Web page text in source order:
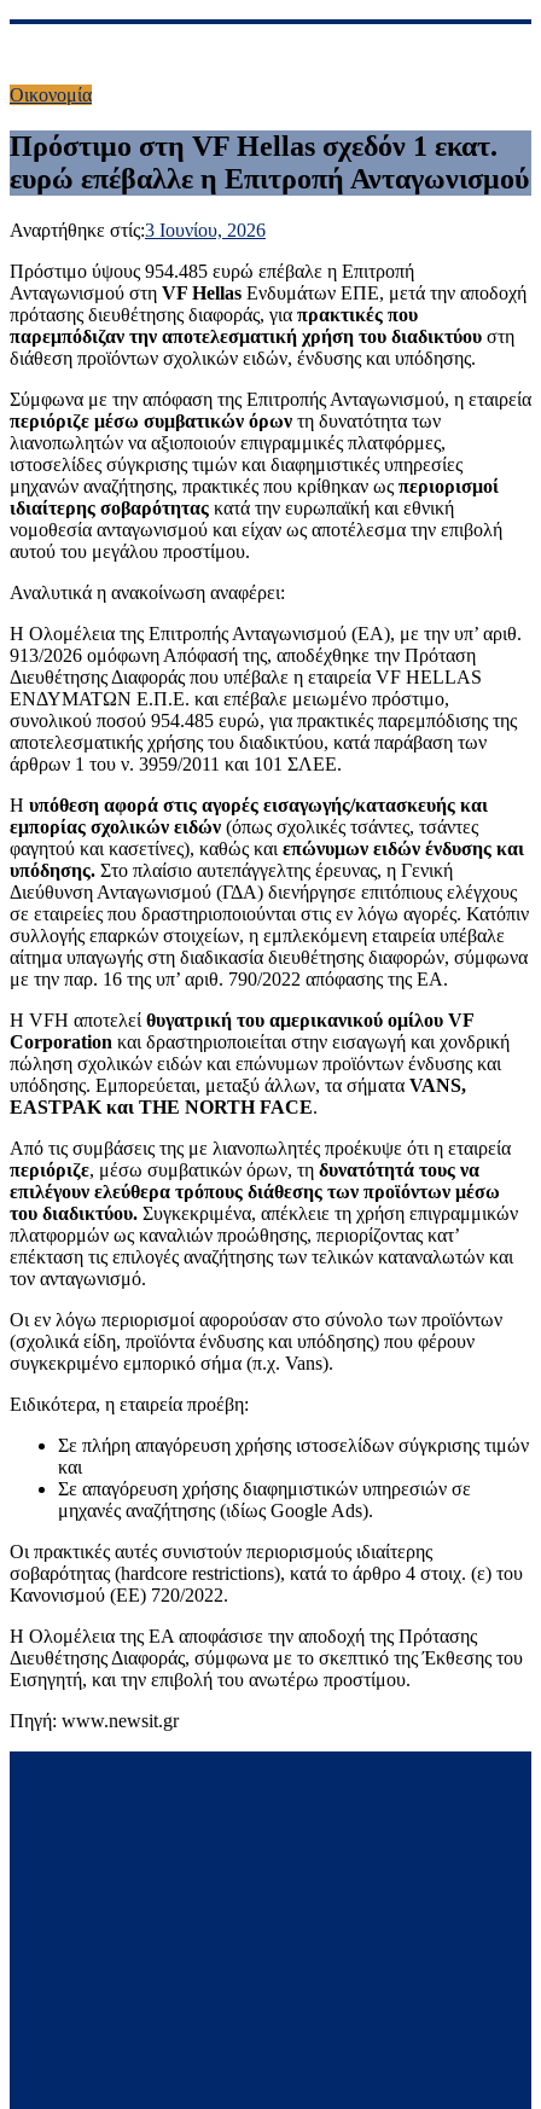
Οικονομία
Πρόστιμο στη VF Hellas σχεδόν 1 εκατ.
ευρώ επέβαλλε η Επιτροπή Ανταγωνισμού
Αναρτήθηκε στίς:3 Ιουνίου, 2026
Πρόστιμο ύψους 954.485 ευρώ επέβαλε η Επιτροπή
Ανταγωνισμού στη VF Hellas Ενδυμάτων ΕΠΕ, μετά την αποδοχή
πρότασης διευθέτησης διαφοράς, για πρακτικές που
παρεμπόδιζαν την αποτελεσματική χρήση του διαδικτύου στη
διάθεση προϊόντων σχολικών ειδών, ένδυσης και υπόδησης.
Σύμφωνα με την απόφαση της Επιτροπής Ανταγωνισμού, η εταιρεία
περιόριζε μέσω συμβατικών όρων τη δυνατότητα των
λιανοπωλητών να αξιοποιούν επιγραμμικές πλατφόρμες,
ιστοσελίδες σύγκρισης τιμών και διαφημιστικές υπηρεσίες
μηχανών αναζήτησης, πρακτικές που κρίθηκαν ως περιορισμοί
ιδιαίτερης σοβαρότητας κατά την ευρωπαϊκή και εθνική
νομοθεσία ανταγωνισμού και είχαν ως αποτέλεσμα την επιβολή
αυτού του μεγάλου προστίμου.
Αναλυτικά η ανακοίνωση αναφέρει:
Η Ολομέλεια της Επιτροπής Ανταγωνισμού (ΕΑ), με την υπ’ αριθ.
913/2026 ομόφωνη Απόφασή της, αποδέχθηκε την Πρόταση
Διευθέτησης Διαφοράς που υπέβαλε η εταιρεία VF HELLAS
ΕΝΔΥΜΑΤΩΝ Ε.Π.Ε. και επέβαλε μειωμένο πρόστιμο,
συνολικού ποσού 954.485 ευρώ, για πρακτικές παρεμπόδισης της
αποτελεσματικής χρήσης του διαδικτύου, κατά παράβαση των
άρθρων 1 του ν. 3959/2011 και 101 ΣΛΕΕ.
Η υπόθεση αφορά στις αγορές εισαγωγής/κατασκευής και
εμπορίας σχολικών ειδών (όπως σχολικές τσάντες, τσάντες
φαγητού και κασετίνες), καθώς και επώνυμων ειδών ένδυσης και
υπόδησης. Στο πλαίσιο αυτεπάγγελτης έρευνας, η Γενική
Διεύθυνση Ανταγωνισμού (ΓΔΑ) διενήργησε επιτόπιους ελέγχους
σε εταιρείες που δραστηριοποιούνται στις εν λόγω αγορές. Κατόπιν
συλλογής επαρκών στοιχείων, η εμπλεκόμενη εταιρεία υπέβαλε
αίτημα υπαγωγής στη διαδικασία διευθέτησης διαφορών, σύμφωνα
με την παρ. 16 της υπ’ αριθ. 790/2022 απόφασης της ΕΑ.
Η VFH αποτελεί θυγατρική του αμερικανικού ομίλου VF
Corporation και δραστηριοποιείται στην εισαγωγή και χονδρική
πώληση σχολικών ειδών και επώνυμων προϊόντων ένδυσης και
υπόδησης. Εμπορεύεται, μεταξύ άλλων, τα σήματα VANS,
EASTPAK και THE NORTH FACE.
Από τις συμβάσεις της με λιανοπωλητές προέκυψε ότι η εταιρεία
περιόριζε, μέσω συμβατικών όρων, τη δυνατότητά τους να
επιλέγουν ελεύθερα τρόπους διάθεσης των προϊόντων μέσω
του διαδικτύου. Συγκεκριμένα, απέκλειε τη χρήση επιγραμμικών
πλατφορμών ως καναλιών προώθησης, περιορίζοντας κατ’
επέκταση τις επιλογές αναζήτησης των τελικών καταναλωτών και
τον ανταγωνισμό.
Οι εν λόγω περιορισμοί αφορούσαν στο σύνολο των προϊόντων
(σχολικά είδη, προϊόντα ένδυσης και υπόδησης) που φέρουν
συγκεκριμένο εμπορικό σήμα (π.χ. Vans).
Ειδικότερα, η εταιρεία προέβη:
Σε πλήρη απαγόρευση χρήσης ιστοσελίδων σύγκρισης τιμών
και
Σε απαγόρευση χρήσης διαφημιστικών υπηρεσιών σε
μηχανές αναζήτησης (ιδίως Google Ads).
Οι πρακτικές αυτές συνιστούν περιορισμούς ιδιαίτερης
σοβαρότητας (hardcore restrictions), κατά το άρθρο 4 στοιχ. (ε) του
Κανονισμού (ΕΕ) 720/2022.
Η Ολομέλεια της ΕΑ αποφάσισε την αποδοχή της Πρότασης
Διευθέτησης Διαφοράς, σύμφωνα με το σκεπτικό της Έκθεσης του
Εισηγητή, και την επιβολή του ανωτέρω προστίμου.
Πηγή: www.newsit.gr